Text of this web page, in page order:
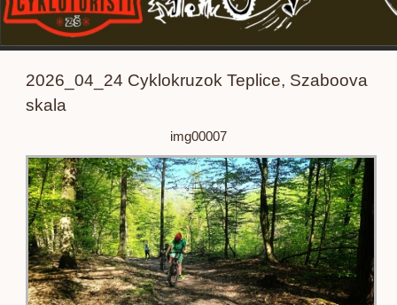
2026_04_24 Cyklokruzok Teplice, Szaboova
skala
img00007